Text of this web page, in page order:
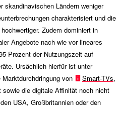
skandinavischen Ländern weniger
charakterisiert und die
Zudem dominiert in
Angebote nach wie vor lineares
Prozent der Nutzungszeit auf
Ursächlich hierfür ist unter
von
Smart-TVs,
die digitale Affinität noch nicht
USA, Großbritannien oder den